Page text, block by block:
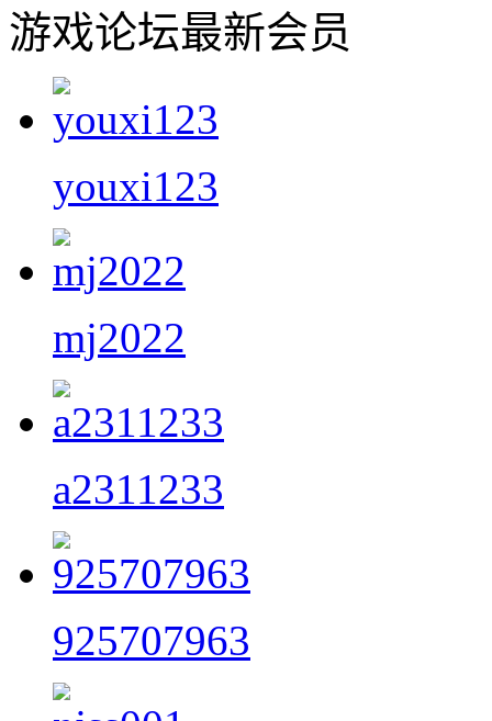
游戏论坛最新会员
youxi123
mj2022
a2311233
925707963